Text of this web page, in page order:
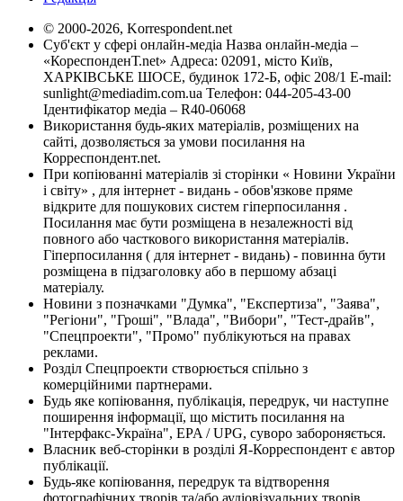
© 2000-2026, Korrespondent.net
Суб'єкт у сфері онлайн-медіа Назва онлайн-медіа –
«КореспонденТ.net» Адреса: 02091, місто Київ,
ХАРКІВСЬКЕ ШОСЕ, будинок 172-Б, офіс 208/1 E-mail:
sunlight@mediadim.com.ua Телефон: 044-205-43-00
Ідентифікатор медіа – R40-06068
Використання будь-яких матеріалів, розміщених на
сайті, дозволяється за умови посилання на
Корреспондент.net.
При копіюванні матеріалів зі сторінки « Новини України
і світу» , для інтернет - видань - обов'язкове пряме
відкрите для пошукових систем гіперпосилання .
Посилання має бути розміщена в незалежності від
повного або часткового використання матеріалів.
Гіперпосилання ( для інтернет - видань) - повинна бути
розміщена в підзаголовку або в першому абзаці
матеріалу.
Новини з позначками "Думка", "Експертиза", "Заява",
"Регіони", "Гроші", "Влада", "Вибори", "Тест-драйв",
"Спецпроекти", "Промо" публікуються на правах
реклами.
Розділ Спецпроекти створюється спільно з
комерційними партнерами.
Будь яке копіювання, публікація, передрук, чи наступне
поширення інформації, що містить посилання на
"Інтерфакс-Україна", EPA / UPG, суворо забороняється.
Власник веб-сторінки в розділі Я-Корреспондент є автор
публікації.
Будь-яке копіювання, передрук та відтворення